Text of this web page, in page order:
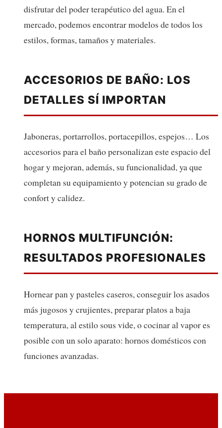
disfrutar del poder terapéutico del agua. En el
mercado, podemos encontrar modelos de todos los
estilos, formas, tamaños y materiales.
ACCESORIOS DE BAÑO: LOS
DETALLES SÍ IMPORTAN
Jaboneras, portarrollos, portacepillos, espejos… Los
accesorios para el baño personalizan este espacio del
hogar y mejoran, además, su funcionalidad, ya que
completan su equipamiento y potencian su grado de
confort y calidez.
HORNOS MULTIFUNCIÓN:
RESULTADOS PROFESIONALES
Hornear pan y pasteles caseros, conseguir los asados
más jugosos y crujientes, preparar platos a baja
temperatura, al estilo sous vide, o cocinar al vapor es
posible con un solo aparato: hornos domésticos con
funciones avanzadas.